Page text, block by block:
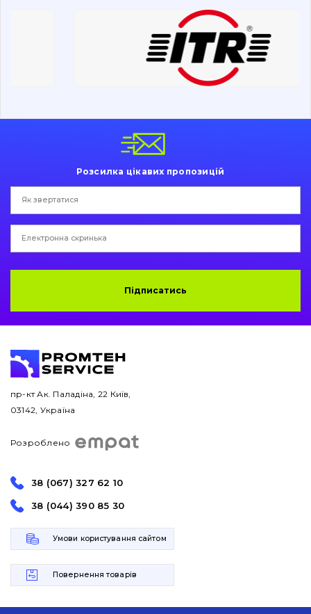
Розсилка цікавих пропозицій
Підписатись
пр-кт Ак. Паладіна, 22 Київ,
03142, Україна
Розроблено
38 (067) 327 62 10
38 (044) 390 85 30
Умови користування сайтом
Повернення товарів